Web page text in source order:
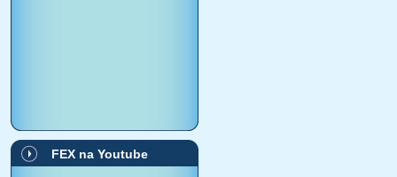
FEX na Youtube